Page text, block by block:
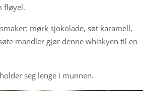
fløyel.
mørk sjokolade, søt karamell,
mandler gjør denne whiskyen til en
seg lenge i munnen.